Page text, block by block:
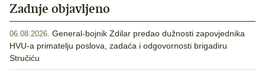
Zadnje objavljeno
06.08.2026. General-bojnik Zdilar predao dužnosti zapovjednika
HVU-a primatelju poslova, zadaća i odgovornosti brigadiru
Stručiću